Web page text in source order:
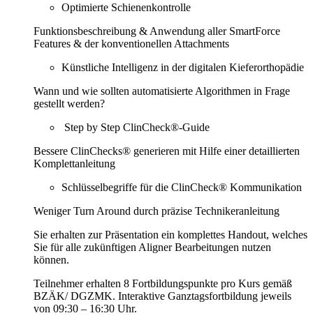
Optimierte Schienenkontrolle
Funktionsbeschreibung & Anwendung aller SmartForce
Features & der konventionellen Attachments
Künstliche Intelligenz in der digitalen Kieferorthopädie
Wann und wie sollten automatisierte Algorithmen in Frage
gestellt werden?
Step by Step ClinCheck®-Guide
Bessere ClinChecks® generieren mit Hilfe einer detaillierten
Komplettanleitung
Schlüsselbegriffe für die ClinCheck® Kommunikation
Weniger Turn Around durch präzise Technikeranleitung
Sie erhalten zur Präsentation ein komplettes Handout, welches
Sie für alle zukünftigen Aligner Bearbeitungen nutzen
können.
Teilnehmer erhalten 8 Fortbildungspunkte pro Kurs gemäß
BZÄK/ DGZMK. Interaktive Ganztags­fortbildung jeweils
von 09:30 – 16:30 Uhr.